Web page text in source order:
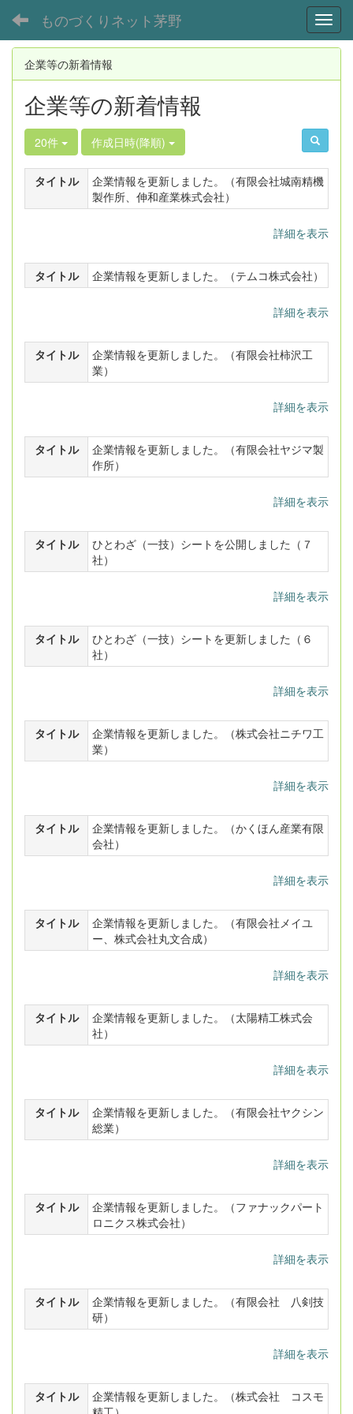
ものづくりネット茅野
企業等の新着情報
企業等の新着情報
20件 作成日時(降順)
タイトル
企業情報を更新しました。（有限会社城南精機
製作所、伸和産業株式会社）
詳細を表示
タイトル 企業情報を更新しました。（テムコ株式会社）
詳細を表示
タイトル
企業情報を更新しました。（有限会社柿沢工
業）
詳細を表示
タイトル
企業情報を更新しました。（有限会社ヤジマ製
作所）
詳細を表示
タイトル
ひとわざ（一技）シートを公開しました（７
社）
詳細を表示
タイトル
ひとわざ（一技）シートを更新しました（６
社）
詳細を表示
タイトル
企業情報を更新しました。（株式会社ニチワ工
業）
詳細を表示
タイトル
企業情報を更新しました。（かくほん産業有限
会社）
詳細を表示
タイトル
企業情報を更新しました。（有限会社メイユ
ー、株式会社丸文合成）
詳細を表示
タイトル
企業情報を更新しました。（太陽精工株式会
社）
詳細を表示
タイトル
企業情報を更新しました。（有限会社ヤクシン
総業）
詳細を表示
タイトル
企業情報を更新しました。（ファナックパート
ロニクス株式会社）
詳細を表示
タイトル
企業情報を更新しました。（有限会社 八剣技
研）
詳細を表示
タイトル
企業情報を更新しました。（株式会社 コスモ